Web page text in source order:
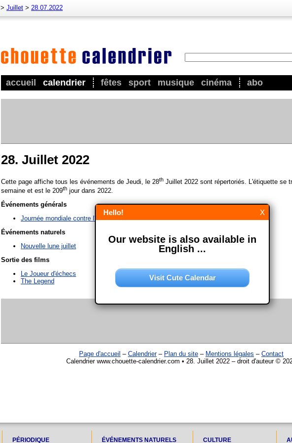
accueil calendrier fêtes sport musique cinéma abo
> Juillet > 28.07.2022
28. Juillet 2022
Cette page affiche tous les événements de Jeudi, le 28th Juillet 2022 sont répertoriés. L'étiquette se
semaine et est le 209th jour dans 2022.
Événements générals
Journée mondiale contre l'hépatite
Événements naturels
Nouvelle lune juillet
Sortie des films
Le Joueur d'échecs
The Legend
Page d'accueil – Calendrier– Plan du site – Mentions légales – Contact
Calendrier www.chouette-calendrier.com • 28. Juillet 2022 – droit d'auteur ©
PÉRIODIQUE ÉVÉNEMENTS NATURELS CULTURE
X
Hello!
Our website is also available in
English ...
Visit Cute Calendar